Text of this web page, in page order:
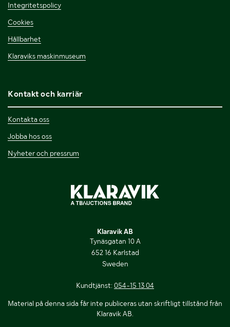
Integritetspolicy
Cookies
Hållbarhet
Klaraviks maskinmuseum
Kontakt och karriär
Kontakta oss
Jobba hos oss
Nyheter och pressrum
Klaravik AB
Tynäsgatan 10 A
652 16 Karlstad
Sweden
Kundtjänst: 054-15 13 04
Material på denna sida får inte publiceras utan skriftligt tillstånd från
Klaravik AB.